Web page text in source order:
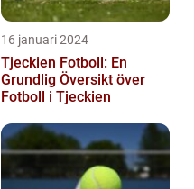
16 januari 2024
Tjeckien Fotboll: En
Grundlig Översikt över
Fotboll i Tjeckien